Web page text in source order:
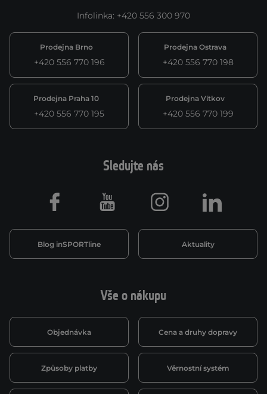
Infolinka: +420 556 300 970
Prodejna Brno
+420 556 770 196
Prodejna Ostrava
+420 556 770 198
Prodejna Praha 10
+420 556 770 195
Prodejna Vítkov
+420 556 770 199
Vše o nákupu
Objednávka Cena a druhy dopravy
Způsoby platby Věrnostní systém
Sledujte nás
Blog inSPORTline Aktuality
Facebook Youtube Instagram LinkedIn